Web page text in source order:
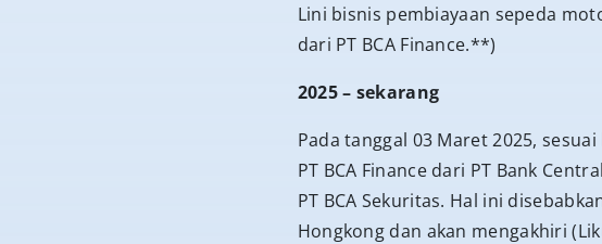
Lini bisnis pembiayaan sepeda
dari PT BCA Finance.**)
2025 – sekarang
Pada tanggal 03 Maret 2025,
PT BCA Finance dari PT Bank
PT BCA Sekuritas. Hal ini
Hongkong dan akan mengakhiri